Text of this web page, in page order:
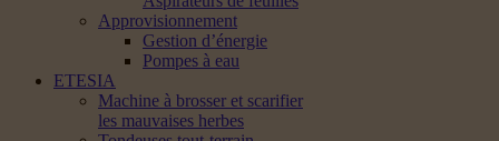
Approvisionnement
Gestion d’énergie
Pompes à eau
ETESIA
Machine à brosser et scarifier
les mauvaises herbes